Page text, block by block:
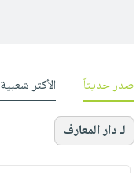
صدر حديثاً الأكثر شعبية
لـ دار المعارف